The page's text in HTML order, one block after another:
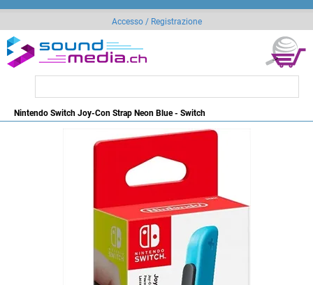
Accesso / Registrazione
Nintendo Switch Joy-Con Strap Neon Blue - Switch